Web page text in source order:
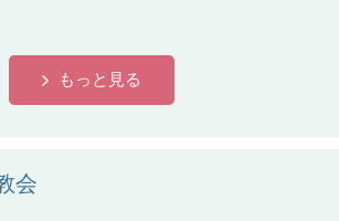
もっと見る
会